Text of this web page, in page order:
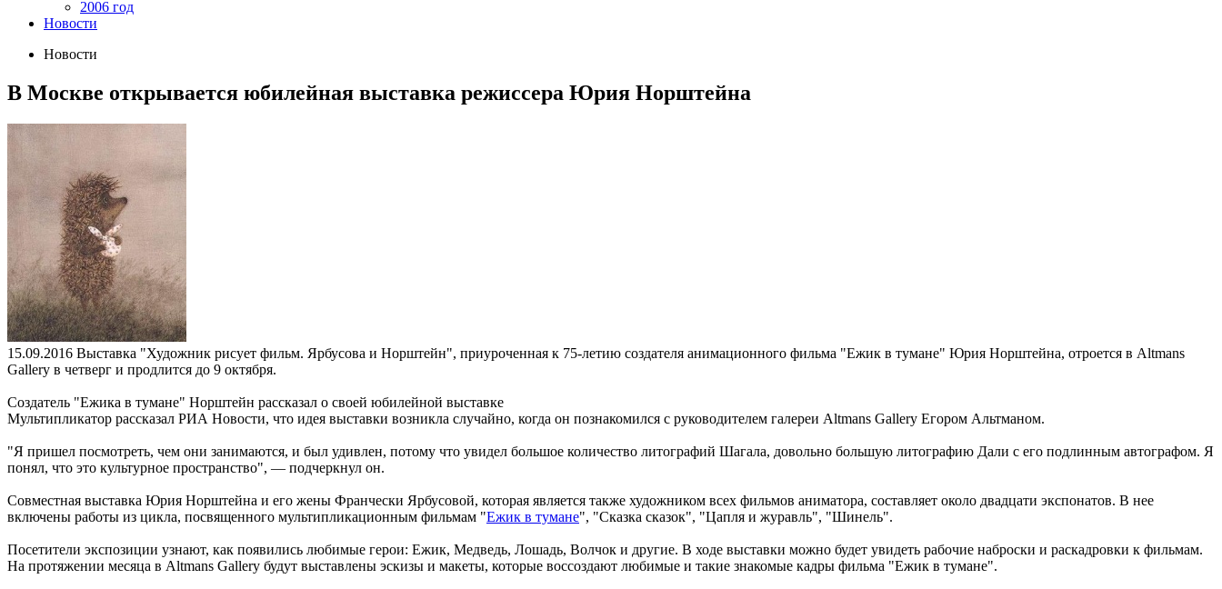
2006 год
Новости
Новости
В Москве открывается юбилейная выставка режиссера Юрия Норштейна
15.09.2016 Выставка "Художник рисует фильм. Ярбусова и Норштейн", приуроченная к 75-летию создателя анимационного фильма "Ежик в тумане" Юрия Норштейна, отроется в Altmans
Gallery в четверг и продлится до 9 октября.
Создатель "Ежика в тумане" Норштейн рассказал о своей юбилейной выставке
Мультипликатор рассказал РИА Новости, что идея выставки возникла случайно, когда он познакомился с руководителем галереи Altmans Gallery Егором Альтманом.
"Я пришел посмотреть, чем они занимаются, и был удивлен, потому что увидел большое количество литографий Шагала, довольно большую литографию Дали с его подлинным автографом. Я
понял, что это культурное пространство", — подчеркнул он.
Совместная выставка Юрия Норштейна и его жены Франчески Ярбусовой, которая является также художником всех фильмов аниматора, составляет около двадцати экспонатов. В нее
включены работы из цикла, посвященного мультипликационным фильмам "Ежик в тумане", "Сказка сказок", "Цапля и журавль", "Шинель".
Посетители экспозиции узнают, как появились любимые герои: Ежик, Медведь, Лошадь, Волчок и другие. В ходе выставки можно будет увидеть рабочие наброски и раскадровки к фильмам.
На протяжении месяца в Altmans Gallery будут выставлены эскизы и макеты, которые воссоздают любимые и такие знакомые кадры фильма "Ежик в тумане".